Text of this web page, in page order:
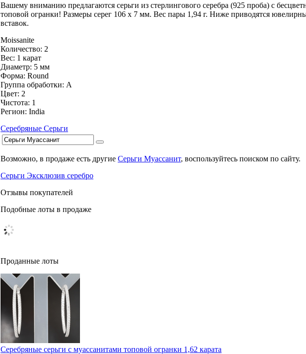
Вашему вниманию предлагаются серьги из стерлингового серебра (925 проба) с
топовой огранки! Размеры серег 106 х 7 мм. Вес пары 1,94 г. Ниже приводятся
вставок.
Moissanite
Количество: 2
Вес: 1 карат
Диаметр: 5 мм
Форма: Round
Группа обработки: А
Цвет: 2
Чистота: 1
Регион: India
Серебряные Серьги
Возможно, в продаже есть другие Серьги Муассанит, воспользуйтесь поиском по сайту.
Серьги Эксклюзив серебро
Отзывы покупателей
Подобные лоты в продаже
Проданные лоты
Серебряные серьги с муассанитами топовой огранки 1,62 карата